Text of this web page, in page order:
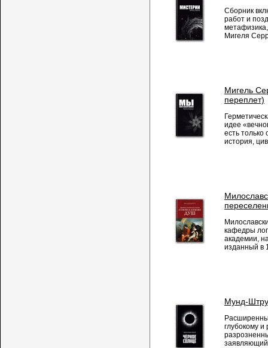
Сборник
работ и
Мигеля
Мигель
переплет)
идее
есть
история,
кафедры
академии,
изданный в
Мунд-
глубокому
заявляющий